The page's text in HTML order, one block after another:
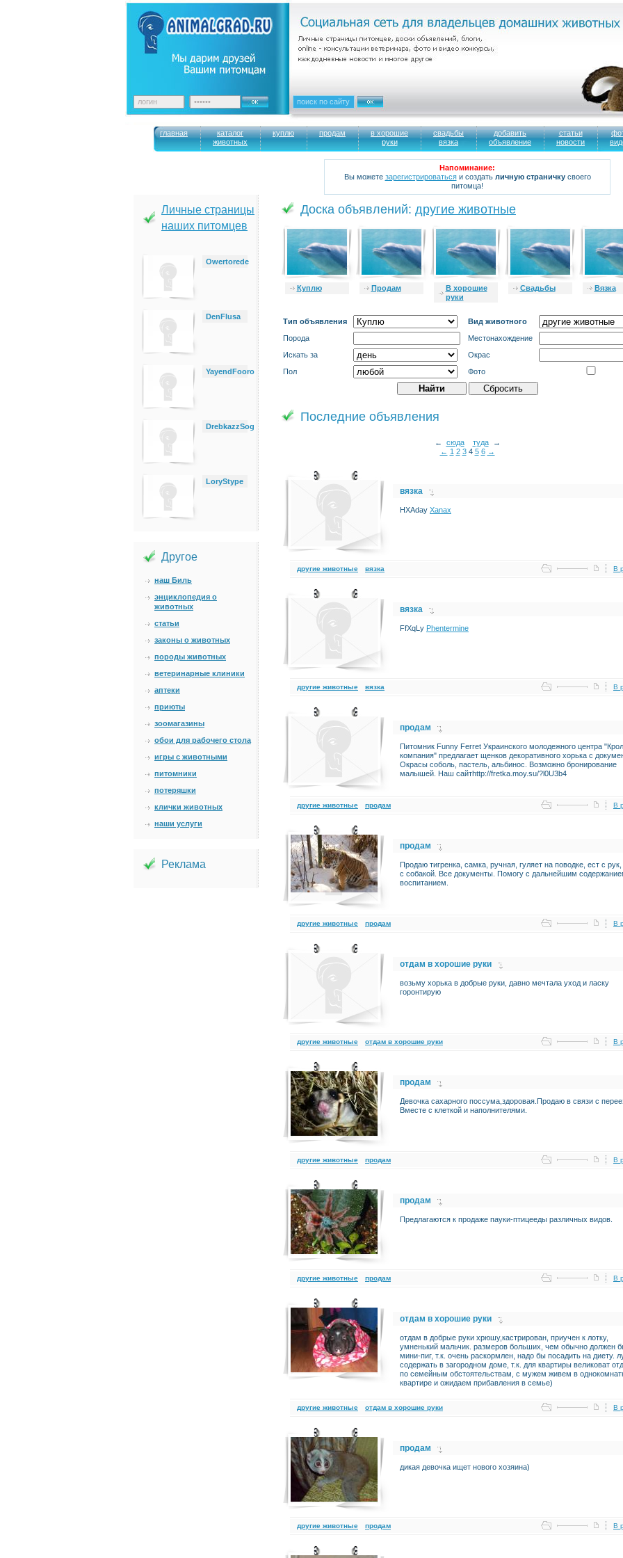
главная
каталог
животных
куплю продам
в хорошие
руки
свадьбы
вязка
добавить
объявление
статьи
новости
Напоминание:
Вы можете зарегистрироватьсяи создать личную страничкусвоего
питомца!
Личные страницы
наших питомцев
Owertorede
DenFlusa
YayendFooro
DrebkazzSog
LoryStype
Другое
наш Биль
энциклопедия о
животных
статьи
законы о животных
породы животных
ветеринарные клиники
аптеки
приюты
зоомагазины
обои для рабочего стола
игры с животными
питомники
потеряшки
клички животных
наши услуги
Реклама
Доска объявлений: другие животные
Куплю Продам
В хорошие
руки
Свадьбы Вязка
Тип объявления
Вид животного
Порода
Местонахождение
Искать за
Окрас
Пол
Фото
Последние объявления
← сюда туда→
← 1 2 3 4 5 6 →
вязка
HXAday Xanax
другие животные вязка В
вязка
FfXqLy Phentermine
другие животные вязка В
продам
Питомник Funny Ferret Украинского молодежного центра
компания" предлагает щенков декоративного хорька с
Окрасы соболь, пастель, альбинос. Возможно бронирование
малышей. Наш сайтhttp://fretka.moy.su/?l0U3b4
другие животные продам В
продам
Продаю тигренка, самка, ручная, гуляет на поводке, ест с рук,
с собакой. Все документы. Помогу с дальнейшим
воспитанием.
другие животные продам В
отдам в хорошие руки
возьму хорька в добрые руки, давно мечтала уход и ласку
горонтирую
другие животные отдам в хорошие руки В
продам
Девочка сахарного поссума,здоровая.Продаю в связи с
Вместе с клеткой и наполнителями.
другие животные продам В
продам
Предлагаются к продаже пауки-птицееды различных видов.
другие животные продам В
отдам в хорошие руки
отдам в добрые руки хрюшу,кастрирован, приучен к лотку,
умненький мальчик. размеров больших, чем обычно должен
мини-пиг, т.к. очень раскормлен, надо бы посадить на диету.
содержать в загородном доме, т.к. для квартиры великоват
по семейным обстоятельствам, с мужем живем в
квартире и ожидаем прибавления в семье)
другие животные отдам в хорошие руки В
продам
дикая девочка ищет нового хозяина)
другие животные продам В